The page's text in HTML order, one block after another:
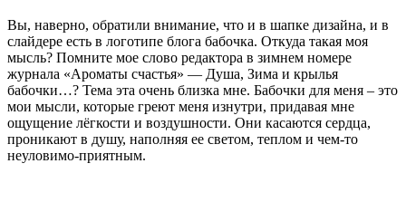
Вы, наверно, обратили внимание, что и в шапке дизайна, и в
слайдере есть в логотипе блога бабочка. Откуда такая моя
мысль? Помните мое слово редактора в зимнем номере
журнала «Ароматы счастья» — Душа, Зима и крылья
бабочки…? Тема эта очень близка мне. Бабочки для меня – это
мои мысли, которые греют меня изнутри, придавая мне
ощущение лёгкости и воздушности. Они касаются сердца,
проникают в душу, наполняя ее светом, теплом и чем-то
неуловимо-приятным.